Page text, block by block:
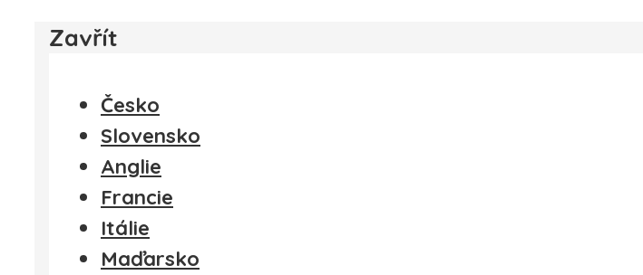
Zavřít
Česko
Slovensko
Anglie
Francie
Itálie
Maďarsko